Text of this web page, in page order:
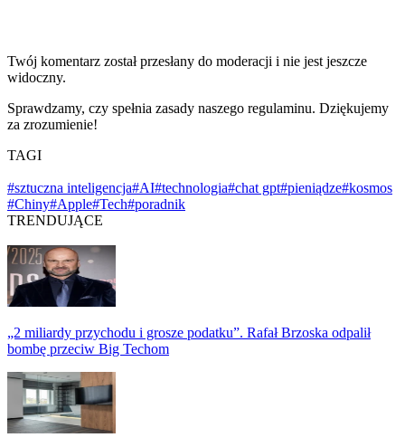
Twój komentarz został przesłany do moderacji i nie jest jeszcze
widoczny.
Sprawdzamy, czy spełnia zasady naszego regulaminu. Dziękujemy
za zrozumienie!
TAGI
#sztuczna inteligencja#AI#technologia#chat gpt#pieniądze#kosmos
#Chiny#Apple#Tech#poradnik
TRENDUJĄCE
„2 miliardy przychodu i grosze podatku”. Rafał Brzoska odpalił
bombę przeciw Big Techom